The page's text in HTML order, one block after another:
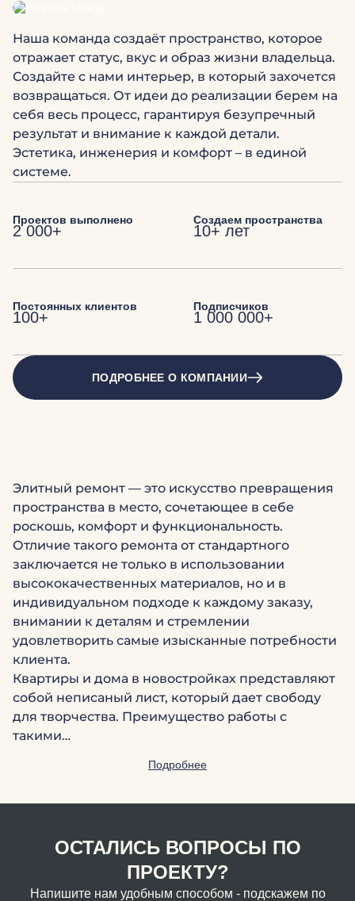
Наша команда создаёт пространство, которое
отражает статус, вкус и образ жизни владельца.
Создайте с нами интерьер, в который захочется
возвращаться. От идеи до реализации берем на
себя весь процесс, гарантируя безупречный
результат и внимание к каждой детали.
Эстетика, инженерия и комфорт – в единой
системе.
Проектов выполнено
2 000+
Создаем пространства
10+ лет
Постоянных клиентов
100+
Подписчиков
1 000 000+
ПОДРОБНЕЕ О КОМПАНИИ
Элитный ремонт — это искусство превращения
пространства в место, сочетающее в себе
роскошь, комфорт и функциональность.
Отличие такого ремонта от стандартного
заключается не только в использовании
высококачественных материалов, но и в
индивидуальном подходе к каждому заказу,
внимании к деталям и стремлении
удовлетворить самые изысканные потребности
клиента.
Квартиры и дома в новостройках представляют
собой неписаный лист, который дает свободу
для творчества. Преимущество работы с
такими…
Подробнее
ОСТАЛИСЬ ВОПРОСЫ ПО
ПРОЕКТУ?
Напишите нам удобным способом - подскажем по